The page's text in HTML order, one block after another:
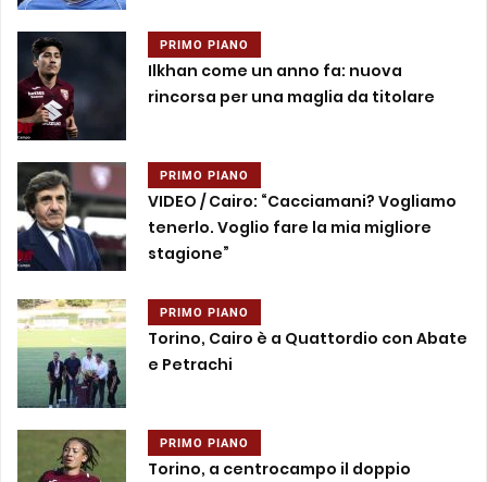
PRIMO PIANO
Ilkhan come un anno fa: nuova
rincorsa per una maglia da titolare
PRIMO PIANO
VIDEO / Cairo: “Cacciamani? Vogliamo
tenerlo. Voglio fare la mia migliore
stagione”
PRIMO PIANO
Torino, Cairo è a Quattordio con Abate
e Petrachi
PRIMO PIANO
Torino, a centrocampo il doppio